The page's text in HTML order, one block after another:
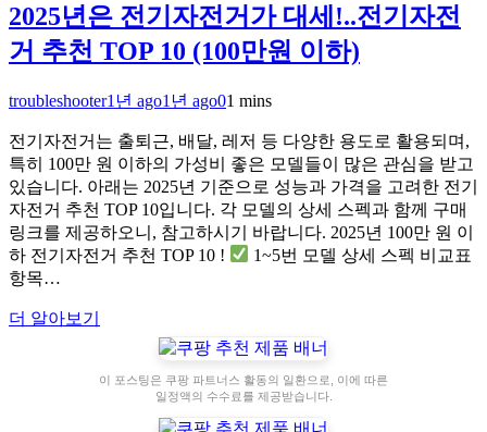
2025년은 전기자전거가 대세!..전기자전
거 추천 TOP 10 (100만원 이하)
troubleshooter1년 ago1년 ago01 mins
전기자전거는 출퇴근, 배달, 레저 등 다양한 용도로 활용되며,
특히 100만 원 이하의 가성비 좋은 모델들이 많은 관심을 받고
있습니다. 아래는 2025년 기준으로 성능과 가격을 고려한 전기
자전거 추천 TOP 10입니다. 각 모델의 상세 스펙과 함께 구매
링크를 제공하오니, 참고하시기 바랍니다. 2025년 100만 원 이
하 전기자전거 추천 TOP 10 !
1~5번 모델 상세 스펙 비교표
항목…
더 알아보기
이 포스팅은 쿠팡 파트너스 활동의 일환으로, 이에 따른
일정액의 수수료를 제공받습니다.